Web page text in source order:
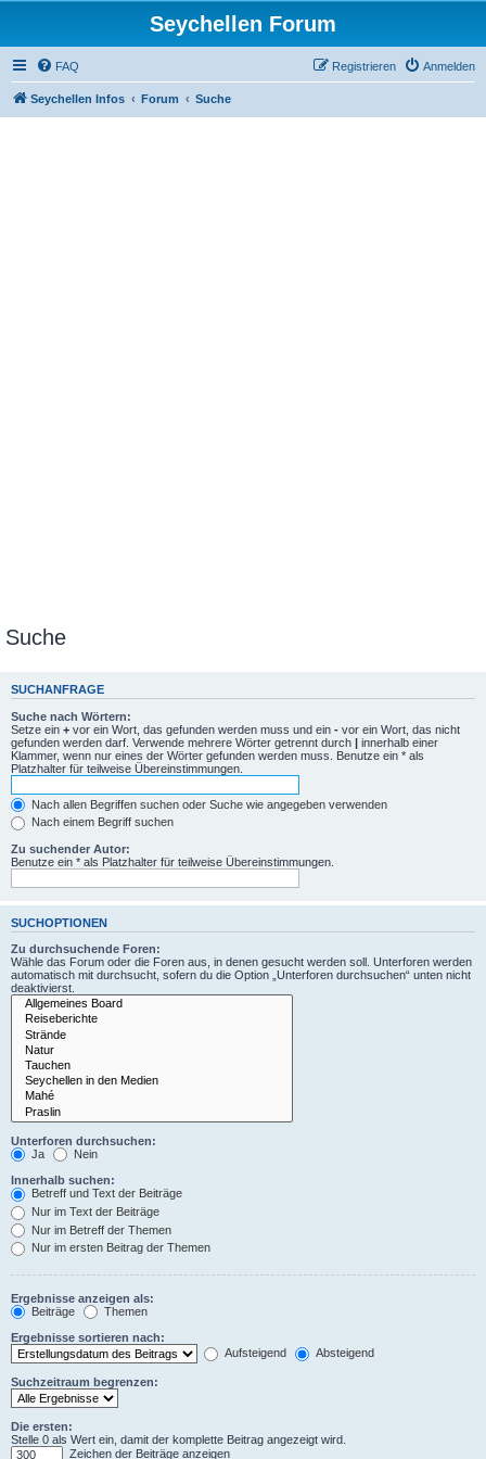
Seychellen Forum
FAQ Anmelden
Registrieren
Seychellen Infos Forum Suche
Suche
SUCHANFRAGE
Suche nach Wörtern:
Setze ein + vor ein Wort, das gefunden werden muss und ein - vor ein Wort, das nicht
gefunden werden darf. Verwende mehrere Wörter getrennt durch | innerhalb einer
Klammer, wenn nur eines der Wörter gefunden werden muss. Benutze ein * als
Platzhalter für teilweise Übereinstimmungen.
Nach allen Begriffen suchen oder Suche wie angegeben verwenden
Nach einem Begriff suchen
Zu suchender Autor:
Benutze ein * als Platzhalter für teilweise Übereinstimmungen.
SUCHOPTIONEN
Zu durchsuchende Foren:
Wähle das Forum oder die Foren aus, in denen gesucht werden soll. Unterforen werden
automatisch mit durchsucht, sofern du die Option „Unterforen durchsuchen“ unten nicht
deaktivierst.
Unterforen durchsuchen:
Ja
Nein
Innerhalb suchen:
Betreff und Text der Beiträge
Nur im Text der Beiträge
Nur im Betreff der Themen
Nur im ersten Beitrag der Themen
Ergebnisse anzeigen als:
Beiträge
Themen
Ergebnisse sortieren nach:
Aufsteigend
Absteigend
Suchzeitraum begrenzen:
Die ersten:
Stelle 0 als Wert ein, damit der komplette Beitrag angezeigt wird.
Zeichen der Beiträge anzeigen